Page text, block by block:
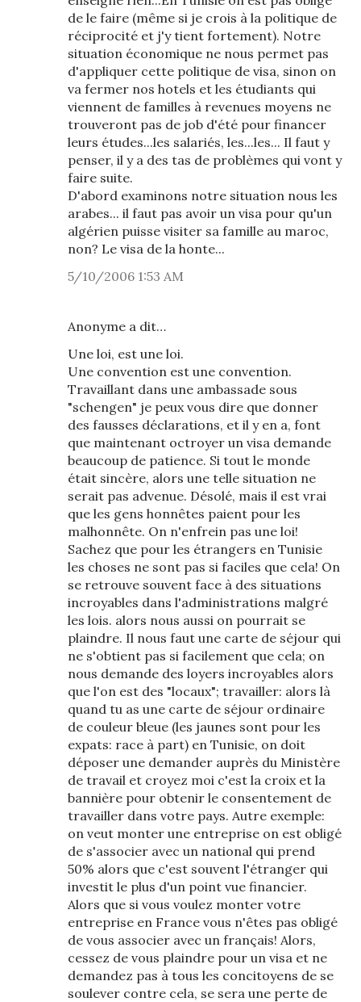
de le faire (même si je crois à la politique de
réciprocité et j'y tient fortement). Notre
situation économique ne nous permet pas
d'appliquer cette politique de visa, sinon on
va fermer nos hotels et les étudiants qui
viennent de familles à revenues moyens ne
trouveront pas de job d'été pour financer
leurs études...les salariés, les...les... Il faut y
penser, il y a des tas de problèmes qui vont y
faire suite.
D'abord examinons notre situation nous les
arabes... il faut pas avoir un visa pour qu'un
algérien puisse visiter sa famille au maroc,
non? Le visa de la honte...
5/10/2006 1:53 AM
Anonyme a dit…
Une loi, est une loi.
Une convention est une convention.
Travaillant dans une ambassade sous
"schengen" je peux vous dire que donner
des fausses déclarations, et il y en a, font
que maintenant octroyer un visa demande
beaucoup de patience. Si tout le monde
était sincère, alors une telle situation ne
serait pas advenue. Désolé, mais il est vrai
que les gens honnêtes paient pour les
malhonnête. On n'enfrein pas une loi!
Sachez que pour les étrangers en Tunisie
les choses ne sont pas si faciles que cela! On
se retrouve souvent face à des situations
incroyables dans l'administrations malgré
les lois. alors nous aussi on pourrait se
plaindre. Il nous faut une carte de séjour qui
ne s'obtient pas si facilement que cela; on
nous demande des loyers incroyables alors
que l'on est des "locaux"; travailler: alors là
quand tu as une carte de séjour ordinaire
de couleur bleue (les jaunes sont pour les
expats: race à part) en Tunisie, on doit
déposer une demander auprès du Ministère
de travail et croyez moi c'est la croix et la
bannière pour obtenir le consentement de
travailler dans votre pays. Autre exemple:
on veut monter une entreprise on est obligé
de s'associer avec un national qui prend
50% alors que c'est souvent l'étranger qui
investit le plus d'un point vue financier.
Alors que si vous voulez monter votre
entreprise en France vous n'êtes pas obligé
de vous associer avec un français! Alors,
cessez de vous plaindre pour un visa et ne
demandez pas à tous les concitoyens de se
soulever contre cela, se sera une perte de